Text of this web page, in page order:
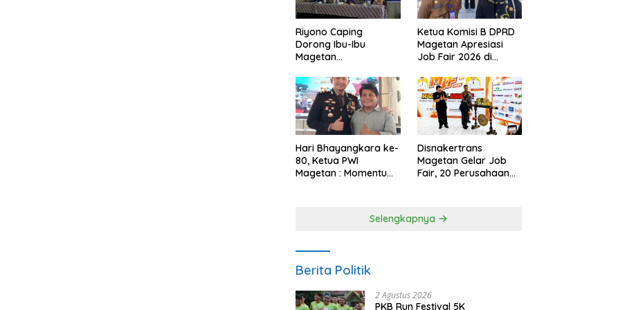
Riyono Caping
Dorong Ibu-Ibu
Magetan
Ikan, Perkuat Budaya
Gemar Makan Ikan
Ketua Komisi B DPRD
Magetan Apresiasi
Job Fair 2026 di
Anggaran
Hari Bhayangkara ke-
80, Ketua PWI
Magetan : Momentum
Disnakertrans
Magetan Gelar Job
Fair, 20 Perusahaan
Selengkapnya
Berita Politik
2 Agustus 2026
PKB Run Festival 5K